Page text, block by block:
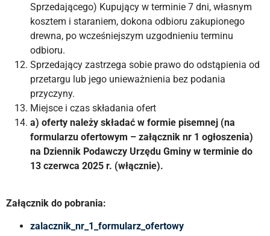
Sprzedającego) Kupujący w terminie 7 dni, własnym
kosztem i staraniem, dokona odbioru zakupionego
drewna, po wcześniejszym uzgodnieniu terminu
odbioru.
Sprzedający zastrzega sobie prawo do odstąpienia od
przetargu lub jego unieważnienia bez podania
przyczyny.
Miejsce i czas składania ofert
a) oferty należy składać w formie pisemnej (na
formularzu ofertowym – załącznik nr 1 ogłoszenia)
na Dziennik Podawczy Urzędu Gminy w terminie do
13 czerwca 2025 r. (włącznie).
Załącznik do pobrania:
zalacznik_nr_1_formularz_ofertowy